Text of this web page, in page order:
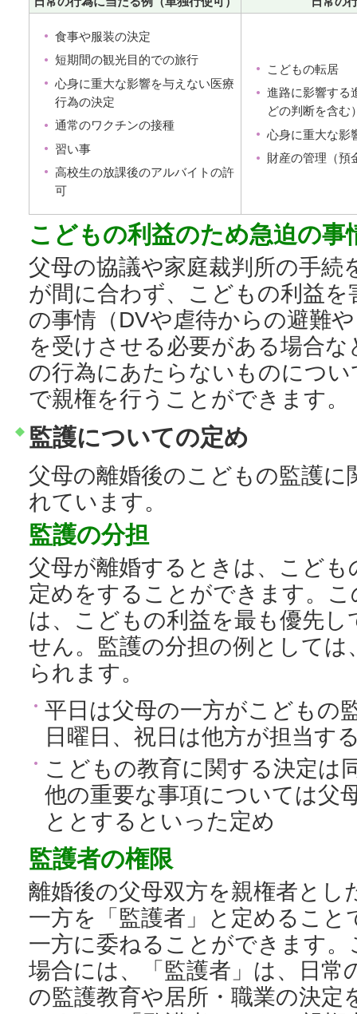
食事や服装の決定
短期間の観光目的での旅行
心身に重大な影響を与えない医療
行為の決定
通常のワクチンの接種
習い事
高校生の放課後のアルバイトの許
可
こどもの転居
進路に影響する
どの判断を含む
心身に重大な影
財産の管理（預
こどもの利益のため急迫の事
父母の協議や家庭裁判所の手続
が間に合わず、こどもの利益
の事情（DVや虐待からの避難
を受けさせる必要がある場合
の行為にあたらないものにつ
で親権を行うことができます。
監護についての定め
父母の離婚後のこどもの監護
れています。
監護の分担
父母が離婚するときは、こど
定めをすることができます。
は、こどもの利益を最も優先
せん。監護の分担の例として
られます。
平日は父母の一方がこどもの
日曜日、祝日は他方が担当す
こどもの教育に関する決定は
他の重要な事項については父
ととするといった定め
監護者の権限
離婚後の父母双方を親権者とし
一方を「監護者」と定めるこ
一方に委ねることができます
場合には、「監護者」は、日常
の監護教育や居所・職業の決定